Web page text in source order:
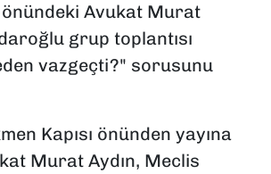
Avukat Murat
grup toplantısı
vazgeçti?" sorusunu
Kapısı önünden yayına
Murat Aydın, Meclis